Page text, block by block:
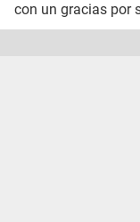
con un gracias por